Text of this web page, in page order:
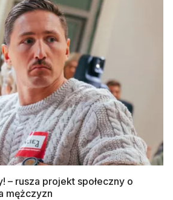
– rusza projekt społeczny o
mężczyzn